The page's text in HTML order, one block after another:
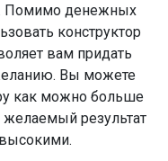
Помимо денежных
конструктор
вам придать
Вы можете
как можно больше
результат